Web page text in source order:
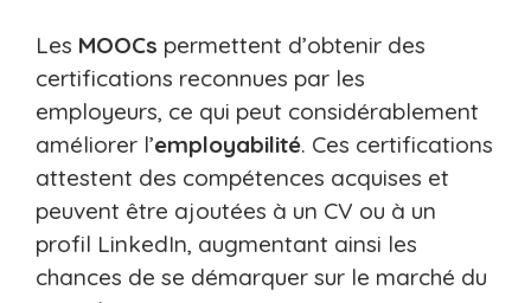
Les MOOCs permettent d’obtenir des
certifications reconnues par les
employeurs, ce qui peut considérablement
améliorer l’employabilité. Ces certifications
attestent des compétences acquises et
peuvent être ajoutées à un CV ou à un
profil LinkedIn, augmentant ainsi les
chances de se démarquer sur le marché du